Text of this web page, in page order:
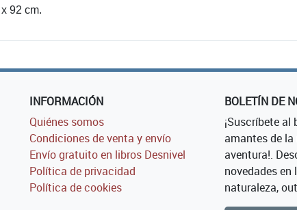
92 cm.
INFORMACIÓN
Quiénes somos
Condiciones de venta y envío
Envío gratuito en libros Desnivel
Política de privacidad
Política de cookies
BOLETÍN DE
¡Suscríbete
amantes de
aventura!.
novedades en
naturaleza,